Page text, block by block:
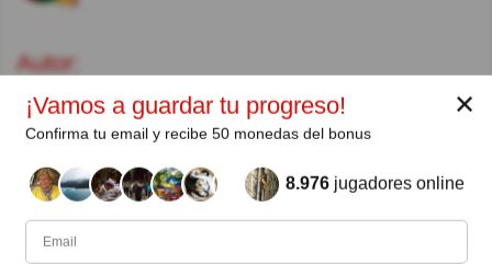
Autor:
a. silva
Escritor (quizauthors.com)
✕
¡Vamos a guardar tu progreso!
Confirma tu email y recibe 50 monedas del bonus
8.976 jugadores online